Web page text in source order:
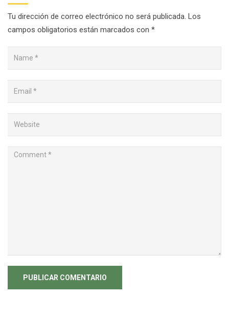
Tu dirección de correo electrónico no será publicada. Los
campos obligatorios están marcados con *